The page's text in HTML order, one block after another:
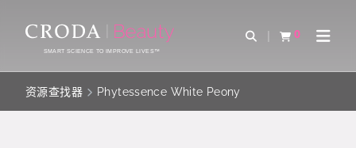
CONTENTSMART SCIENCE TO IMPROVE LIVES™
Open Search
0
查看购物车Open
资源查找器 Phytessence White Peony